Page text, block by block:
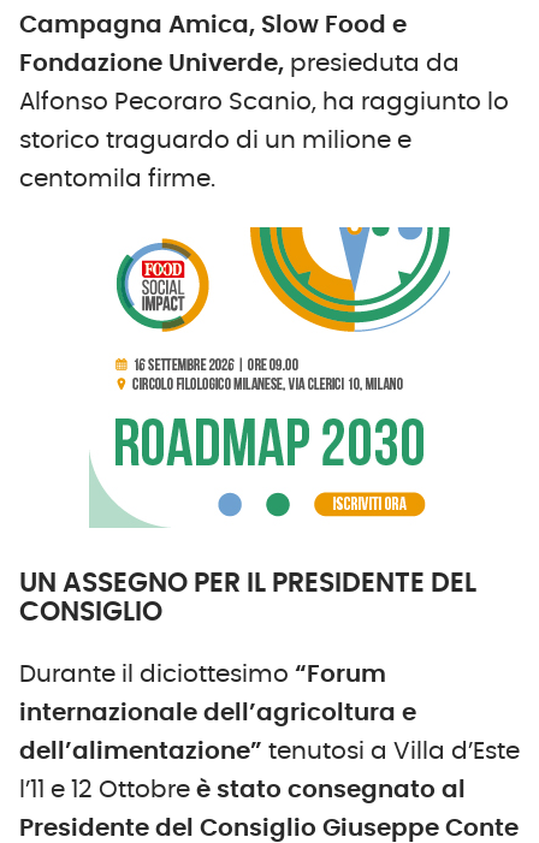
Campagna Amica, Slow Food e
Fondazione Univerde, presieduta da
Alfonso Pecoraro Scanio, ha raggiunto lo
storico traguardo di un milione e
centomila firme.
UN ASSEGNO PER IL PRESIDENTE DEL
CONSIGLIO
Durante il diciottesimo “Forum
internazionale dell’agricoltura e
dell’alimentazione” tenutosi a Villa d’Este
l’11 e 12 Ottobre è stato consegnato al
Presidente del Consiglio Giuseppe Conte